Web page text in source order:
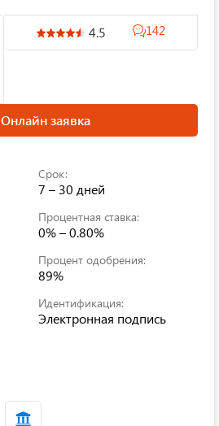
4.5 142
Онлайн заявка
Срок:
7 – 30 дней
Процентная ставка:
0% – 0.80%
Процент одобрения:
89%
Идентификация:
Электронная подпись